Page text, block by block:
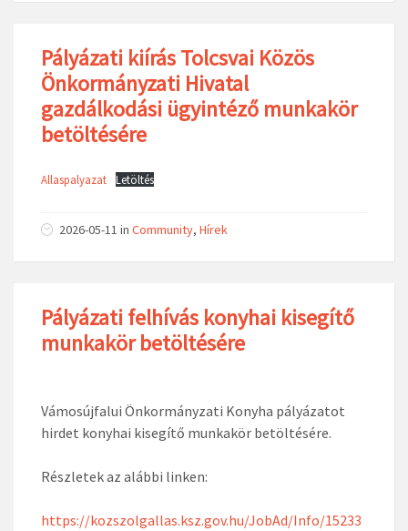
Pályázati kiírás Tolcsvai Közös
Önkormányzati Hivatal
gazdálkodási ügyintéző munkakör
betöltésére
Allaspalyazat Letöltés
2026-05-11 in Community, Hírek
Pályázati felhívás konyhai kisegítő
munkakör betöltésére
Vámosújfalui Önkormányzati Konyha pályázatot
hirdet konyhai kisegítő munkakör betöltésére.
Részletek az alábbi linken:
https://kozszolgallas.ksz.gov.hu/JobAd/Info/15233